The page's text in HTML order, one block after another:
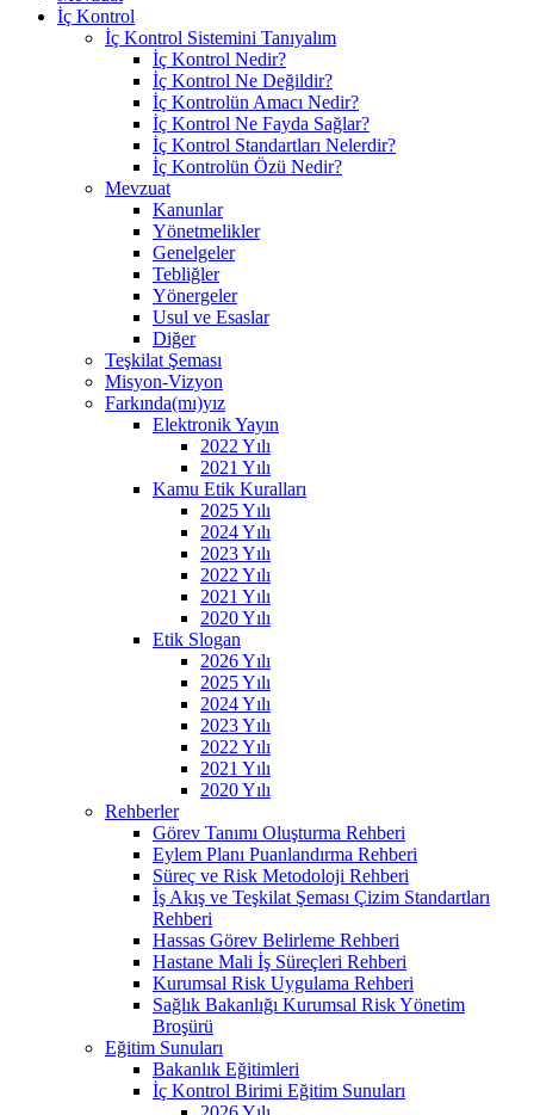
İç Kontrol
İç Kontrol Sistemini Tanıyalım
İç Kontrol Nedir?
İç Kontrol Ne Değildir?
İç Kontrolün Amacı Nedir?
İç Kontrol Ne Fayda Sağlar?
İç Kontrol Standartları Nelerdir?
İç Kontrolün Özü Nedir?
Mevzuat
Kanunlar
Yönetmelikler
Genelgeler
Tebliğler
Yönergeler
Usul ve Esaslar
Diğer
Teşkilat Şeması
Misyon-Vizyon
Farkında(mı)yız
Elektronik Yayın
2022 Yılı
2021 Yılı
Kamu Etik Kuralları
2025 Yılı
2024 Yılı
2023 Yılı
2022 Yılı
2021 Yılı
2020 Yılı
Etik Slogan
2026 Yılı
2025 Yılı
2024 Yılı
2023 Yılı
2022 Yılı
2021 Yılı
2020 Yılı
Rehberler
Görev Tanımı Oluşturma Rehberi
Eylem Planı Puanlandırma Rehberi
Süreç ve Risk Metodoloji Rehberi
İş Akış ve Teşkilat Şeması Çizim Standartları
Rehberi
Hassas Görev Belirleme Rehberi
Hastane Mali İş Süreçleri Rehberi
Kurumsal Risk Uygulama Rehberi
Sağlık Bakanlığı Kurumsal Risk Yönetim
Broşürü
Eğitim Sunuları
Bakanlık Eğitimleri
İç Kontrol Birimi Eğitim Sunuları